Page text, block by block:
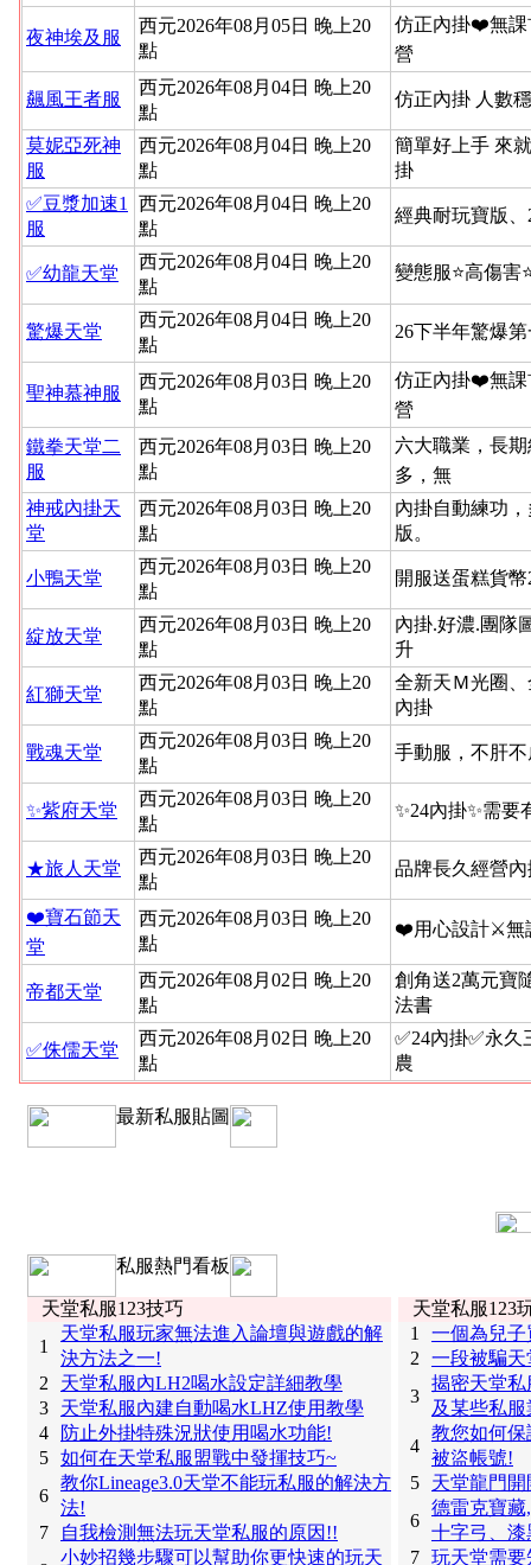
夜神埃及服
西元2026年08月05日 晚上20
點
仿正內掛❤️無
營
飆風王者服
西元2026年08月04日 晚上20
點
仿正內掛 人數
莫妮亞死神
服
西元2026年08月04日 晚上20
點
簡單好上手 來
掛
✅豆漿加速1
服
西元2026年08月04日 晚上20
點
經典耐玩寶版
✅幼龍天堂
西元2026年08月04日 晚上20
點
變態服⭐高傷害
驚爆天堂
西元2026年08月04日 晚上20
點
26下半年驚爆
聖神慕神服
西元2026年08月03日 晚上20
點
仿正內掛❤️無
營
鐵拳天堂二
服
西元2026年08月03日 晚上20
點
六大職業，長
多，無
神戒內掛天
堂
西元2026年08月03日 晚上20
點
內掛自動練功
版。
小鴨天堂
西元2026年08月03日 晚上20
點
開服送蛋糕貨
綻放天堂
西元2026年08月03日 晚上20
點
內掛.好濃.團隊
升
紅獅天堂
西元2026年08月03日 晚上20
點
全新天Ｍ光圈
內掛
戰魂天堂
西元2026年08月03日 晚上20
點
手動服，不肝
✨紫府天堂
西元2026年08月03日 晚上20
點
✨24內掛✨需要
★旅人天堂
西元2026年08月03日 晚上20
點
品牌長久經營
❤️寶石節天
堂
西元2026年08月03日 晚上20
點
❤️用心設計⚔無
帝都天堂
西元2026年08月02日 晚上20
點
創角送2萬元寶
法書
✅侏儒天堂
西元2026年08月02日 晚上20
點
✅24內掛✅永久
農
最新私服貼圖
私服熱門看板
天堂私服123技巧
1
天堂私服玩家無法進入論壇與遊戲的解
決方法之一!
2
天堂私服內LH2喝水設定詳細教學
3
天堂私服內建自動喝水LHZ使用教學
4
防止外掛特殊況狀使用喝水功能!
5 如何在天堂私服盟戰中發揮技巧~
6
教你Lineage3.0天堂不能玩私服的解決方
法!
7
自我檢測無法玩天堂私服的原因!!
小妙招幾步驟可以幫助你更快速的玩天
天堂私服123
1
一個為兒
2
一段被騙
3
揭密天堂
及某些私
4
教您如何
被盜帳號!
5
天堂龍門
6
德雷克寶
十字弓、
7 玩天堂需